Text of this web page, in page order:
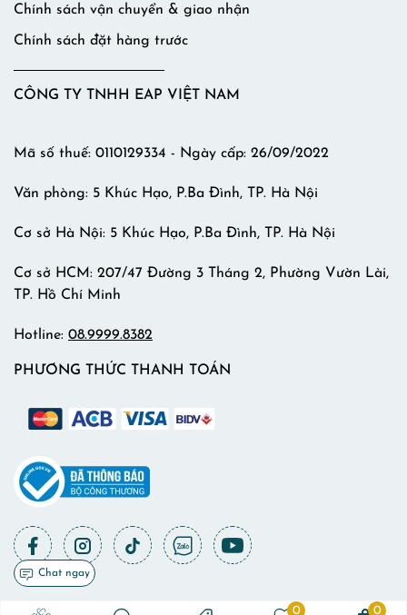
Chính sách vận chuyển & giao nhận
Chính sách đặt hàng trước
CÔNG TY TNHH EAP VIỆT NAM
Mã số thuế: 0110129334 - Ngày cấp: 26/09/2022
Văn phòng: 5 Khúc Hạo, P.Ba Đình, TP. Hà Nội
Cơ sở Hà Nội: 5 Khúc Hạo, P.Ba Đình, TP. Hà Nội
Cơ sở HCM: 207/47 Đường 3 Tháng 2, Phường Vườn Lài,
TP. Hồ Chí Minh
Hotline: 08.9999.8382
PHƯƠNG THỨC THANH TOÁN
Chat ngay
0 0